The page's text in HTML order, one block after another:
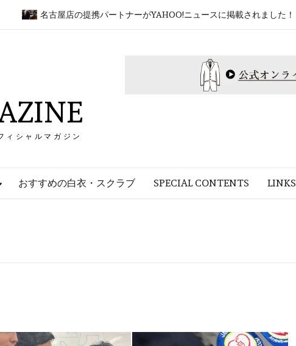
名古屋店の提携パートナーがYAHOO!ニュースに掲載されました！
ィシャルマガジン
おすすめの白衣・スクラブ SPECIAL CONTENTS LINKS